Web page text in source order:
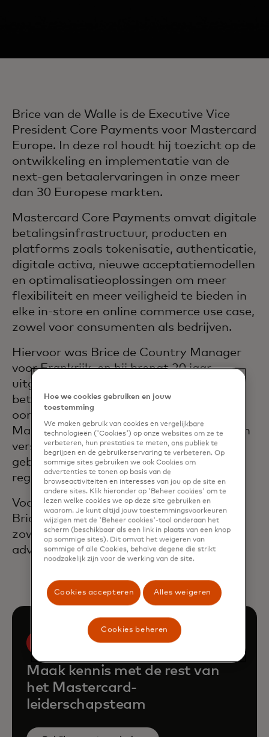
Brice van de Walle is de Executive Vice
President Core Payments voor Mastercard
Europe. In deze rol houdt hij toezicht op de
ontwikkeling en implementatie van de
next-gen betaalervaringen in onze meer
dan 30 Europese markten.
Mastercard Core Payments omvat digitale
betalingsinfrastructuur, producten en
platforms zoals tokenisatie, authenticatie,
digitale activa, nieuwe acceptatiemodellen
en optimalisatieoplossingen om meer
flexibiliteit en meer veiligheid te bieden in
elke in-store en online commerce use case,
zowel voor consumenten als bedrijven.
Hiervoor was Brice de Country Manager
voor Frankrijk, en hij brengt 20 jaar
uitgebreide wereldwijde ervaring in de
betalingsindustrie met zich mee. Hij trad
oorspronkelijk in 2006 in dienst bij
Mastercard en heeft tijdens zijn loopbaan
verschillende functies bekleed op het
gebied van pricing, sales en product in de
regio's Europa en LAC.
Voordat hij bij Mastercard kwam, begon
Brice zijn carrière bij Accenture, waar hij
zowel publieke als financiële instellingen
adviseerde.
Maak kennis met de rest van
het Mastercard-
leiderschapsteam
Hoe we cookies gebruiken en jouw
toestemming
We maken gebruik van cookies en vergelijkbare
technologieën ('Cookies') op onze websites om ze te
verbeteren, hun prestaties te meten, ons publiek te
begrijpen en de gebruikerservaring te verbeteren. Op
sommige sites gebruiken we ook Cookies om
advertenties te tonen op basis van de
browseactiviteiten en interesses van jou op de site en
andere sites. Klik hieronder op 'Beheer cookies' om te
lezen welke cookies we op deze site gebruiken en
waarom. Je kunt altijd jouw toestemmingsvoorkeuren
wijzigen met de 'Beheer cookies'-tool onderaan het
scherm (beschikbaar als een link in plaats van een knop
op sommige sites). Dit omvat het weigeren van
sommige of alle Cookies, behalve degene die strikt
noodzakelijk zijn voor de werking van de site.
Cookies accepteren Alles weigeren
Cookies beheren